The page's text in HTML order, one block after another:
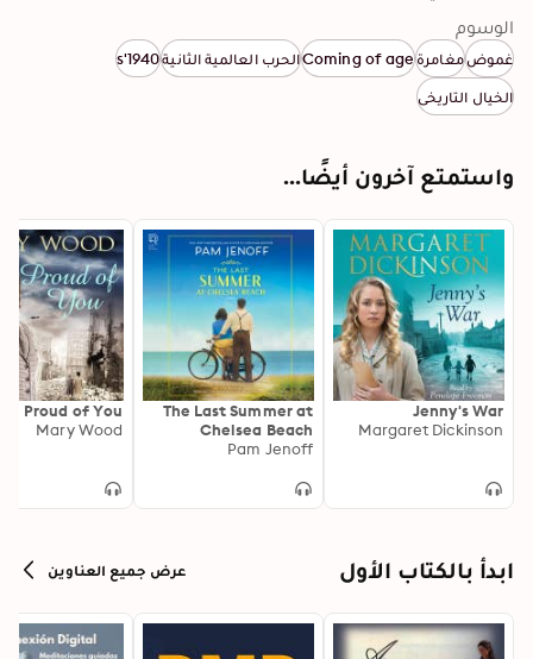
الوسوم
غموضمغامرةComing of ageالحرب العالمية الثانية1940's
الخيال التاريخي
واستمتع آخرون أيضًا...
Jenny's War
Margaret Dickinson
The Last Summer at
Chelsea Beach
Pam Jenoff
Proud of You
Mary Wood
ابدأ بالكتاب الأول عرض جميع العناوين